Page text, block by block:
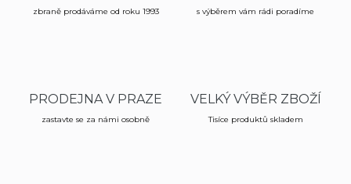
zbraně prodáváme od roku 1993 s výběrem vám rádi poradíme
PRODEJNA V PRAZE
zastavte se za námi osobně
VELKÝ VÝBĚR ZBOŽÍ
Tisíce produktů skladem